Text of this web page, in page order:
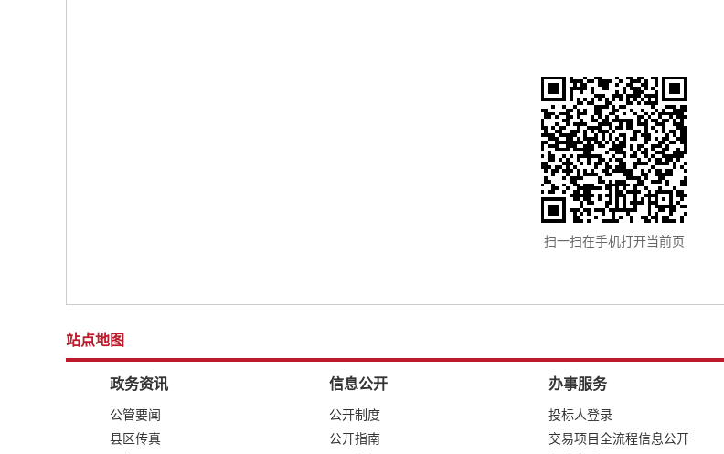
扫一扫在手机打开当前页
站点地图
政务资讯
公管要闻
县区传真
信息公开
公开制度
公开指南
办事服务
投标人登录
交易项目全流程信息公开